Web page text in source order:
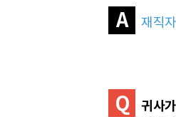
A 재직
Q
귀사